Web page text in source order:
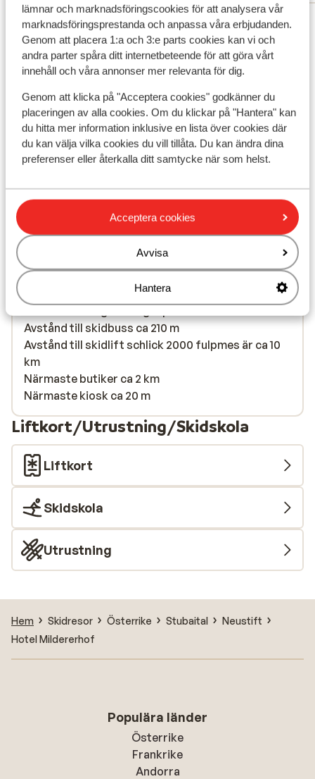
lämnar och marknadsföringscookies för att analysera vår
marknadsföringsprestanda och anpassa våra erbjudanden.
Genom att placera 1:a och 3:e parts cookies kan vi och
andra parter spåra ditt internetbeteende för att göra vårt
innehåll och våra annonser mer relevanta för dig.
Genom att klicka på "Acceptera cookies" godkänner du
placeringen av alla cookies. Om du klickar på "Hantera" kan
du hitta mer information inklusive en lista över cookies där
du kan välja vilka cookies du vill tillåta. Du kan ändra dina
preferenser eller återkalla ditt samtycke när som helst.
Acceptera cookies
Avvisa
Hantera
Visa alla 21 omdömen
Läge
Visa på karta
Avstånd till centrum: milders är ca 20 m, neustift
är ca 2 km
Avstånd till flygplats innsbruck är ca 27 km
Avstånd till tågstation fulpmes är ca 10 km
Avstånd till busshållplats ca 190 m
Avstånd till skidbuss ca 210 m
Avstånd till skidlift schlick 2000 fulpmes är ca 10
km
Närmaste butiker ca 2 km
Närmaste kiosk ca 20 m
Liftkort/Utrustning/Skidskola
Liftkort
Skidskola
Utrustning
Hem Skidresor Österrike Stubaital
Neustift
Hotel Mildererhof
Populära länder
Österrike
Frankrike
Andorra